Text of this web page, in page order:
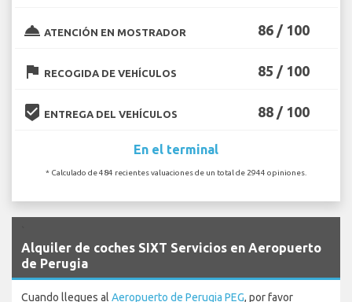
room_service ATENCIÓN EN MOSTRADOR 86 / 100
flag RECOGIDA DE VEHÍCULOS 85 / 100
beenhere ENTREGA DEL VEHÍCULOS 88 / 100
En el terminal
* Calculado de 484 recientes valuaciones de un total de 2944 opiniones.
Alquiler de coches SIXT Servicios en Aeropuerto
de Perugia
Cuando llegues al Aeropuerto de Perugia PEG, por favor